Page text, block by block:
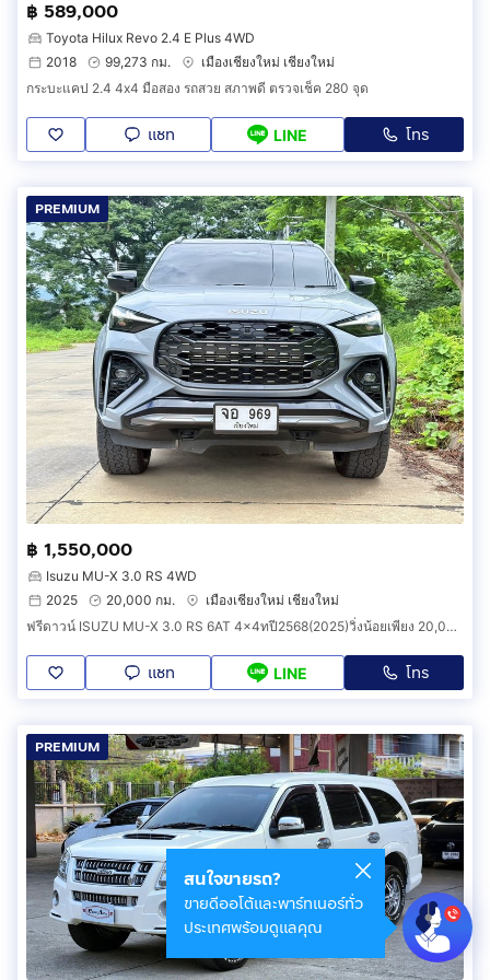
฿ 589,000
Toyota Hilux Revo 2.4 E Plus 4WD
2018
99,273 กม.
เมืองเชียงใหม่ เชียงใหม่
กระบะแคป 2.4 4x4 มือสอง รถสวย สภาพดี ตรวจเช็ค 280 จุด
แชท LINE โทร
PREMIUM
฿ 1,550,000
Isuzu MU-X 3.0 RS 4WD
2025
20,000 กม.
เมืองเชียงใหม่ เชียงใหม่
ฟรีดาวน์ ISUZU MU-X 3.0 RS 6AT 4x4ทปี2568(2025)วิ่งน้อยเพียง 20,000 กม. สีเทา เกียร์เกียร์ออโต้
แชท LINE โทร
PREMIUM
สนใจขายรถ?
ขายดีออโต้และพาร์ทเนอร์ทั่ว
ประเทศพร้อมดูแลคุณ